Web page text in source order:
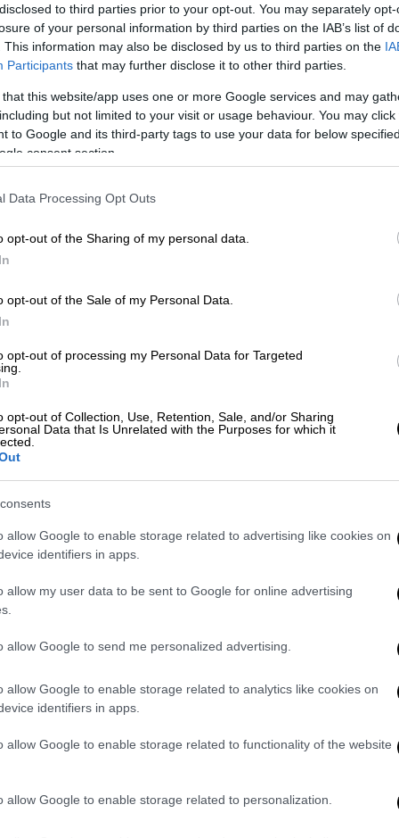
to third parties prior to your opt-out. You may separately
of your personal information by third parties on the IAB’s list of
This information may also be disclosed by us to third parties on the
Participants that may further disclose it to other third parties.
that this website/app uses one or more Google services and may
but not limited to your visit or usage behaviour. You may
to Google and its third-party tags to use your data for below
consent section.
Data Processing Opt Outs
opt-out of the Sharing of my personal data.
opt-out of the Sale of my Personal Data.
opt-out of processing my Personal Data for Targeted
opt-out of Collection, Use, Retention, Sale, and/or Sharing
Data that Is Unrelated with the Purposes for which it
allow Google to enable storage related to advertising like cookies on
identifiers in apps.
allow my user data to be sent to Google for online advertising
allow Google to send me personalized advertising.
allow Google to enable storage related to analytics like cookies on
identifiers in apps.
allow Google to enable storage related to functionality of the website
allow Google to enable storage related to personalization.
τη ΜΕΘθα είναι διαθέσιμος μόνο ένας
, η οποία, μάλισταμετακινείται
από άλλη κλινική τουνοσοκομείου,
οργανόγραμμα πέντε οργανικές θέσεις
κρίθηκε ως επιτακτική η διακομιδή
άλλων πόλεων
γιατρών, για να τους εξυπηρετήσει.
αλλά ο ένας ζήτησε και
της Βόρειας Ελλάδας, αυτό των
εδώ και ουσιαστικά η ΜΕΘ του
με έναν εντατικολόγο και μία
επιστολές για το πρόβλημα παντού και
θέση εντατικολόγου
Σήμερα στο νοσοκομείο της Πτολεμαΐδας
η Γ΄ ΥΠΕ δεν έδωσε στο
ανάγκες των νοσοκομείων στην
ο κ. Στόκκος.
Νοσοκομείου Κοζάνης
σε περιόδους μεγάλης ανάγκης μπορούν να
η ΜΕΘ»
ΝοσοκομείοΚοζάνηςεξυπηρετεί
νοσοκομεία της περιοχής περιθάλπει
πέντε θέσεις γιατρών για τη
χρόνια δε λειτουργούσε ΜΕΘ
για τέσσερις εντατικολόγους
αν και προσελήφθησαν για την Κοζάνη,